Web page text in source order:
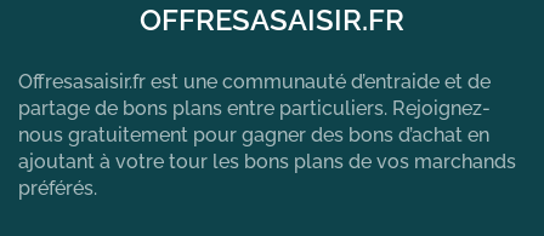
OFFRESASAISIR.FR
Offresasaisir.fr est une communauté d’entraide et de
partage de bons plans entre particuliers. Rejoignez-
nous gratuitement pour gagner des bons d’achat en
ajoutant à votre tour les bons plans de vos marchands
préférés.